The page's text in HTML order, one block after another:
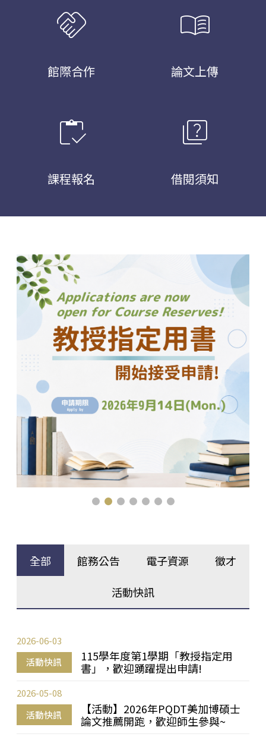
handshake
館際合作
menu_book
論文上傳
inventory
課程報名
quiz
借閱須知
全部 館務公告 電子資源 徵才
活動快訊
活動快訊
115學年度第1學期「教授指定用
書」，歡迎踴躍提出申請!
2026-06-03
活動快訊
【活動】2026年PQDT美加博碩士
論文推薦開跑，歡迎師生參與~
2026-05-08